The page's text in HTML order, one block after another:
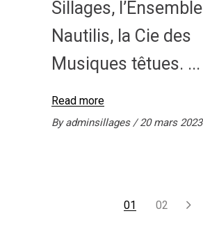
Sillages, l’Ensemble
Nautilis, la Cie des
Musiques têtues.
Read more
Byadminsillages 20 mars 2023
1 2